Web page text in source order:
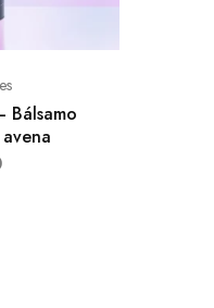
Bálsamo